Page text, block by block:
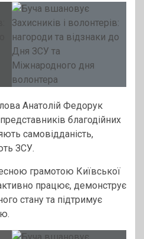
Анатолій Федорук
благодійних
самовідданість,
ЗСУ.
грамотою Київської
працює, демонструє
стану та підтримує